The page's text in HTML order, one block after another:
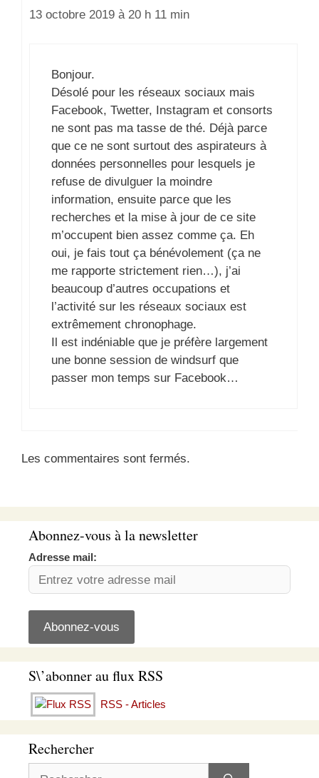
13 octobre 2019 à 20 h 11 min
Bonjour.
Désolé pour les réseaux sociaux mais
Facebook, Twetter, Instagram et consorts
ne sont pas ma tasse de thé. Déjà parce
que ce ne sont surtout des aspirateurs à
données personnelles pour lesquels je
refuse de divulguer la moindre
information, ensuite parce que les
recherches et la mise à jour de ce site
m’occupent bien assez comme ça. Eh
oui, je fais tout ça bénévolement (ça ne
me rapporte strictement rien…), j’ai
beaucoup d’autres occupations et
l’activité sur les réseaux sociaux est
extrêmement chronophage.
Il est indéniable que je préfère largement
une bonne session de windsurf que
passer mon temps sur Facebook…
Les commentaires sont fermés.
Abonnez-vous à la newsletter
Adresse mail:
S\’abonner au flux RSS
RSS - Articles
Rechercher